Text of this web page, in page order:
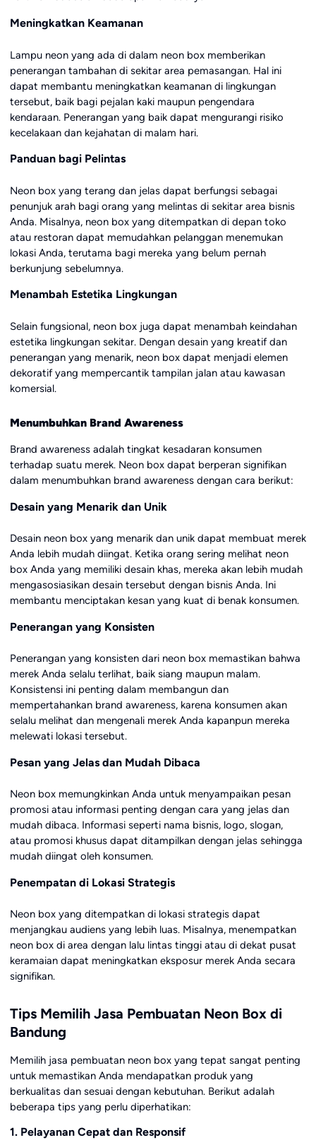
Meningkatkan Keamanan
Lampu neon yang ada di dalam neon box memberikan
penerangan tambahan di sekitar area pemasangan. Hal ini
dapat membantu meningkatkan keamanan di lingkungan
tersebut, baik bagi pejalan kaki maupun pengendara
kendaraan. Penerangan yang baik dapat mengurangi risiko
kecelakaan dan kejahatan di malam hari.
Panduan bagi Pelintas
Neon box yang terang dan jelas dapat berfungsi sebagai
penunjuk arah bagi orang yang melintas di sekitar area bisnis
Anda. Misalnya, neon box yang ditempatkan di depan toko
atau restoran dapat memudahkan pelanggan menemukan
lokasi Anda, terutama bagi mereka yang belum pernah
berkunjung sebelumnya.
Menambah Estetika Lingkungan
Selain fungsional, neon box juga dapat menambah keindahan
estetika lingkungan sekitar. Dengan desain yang kreatif dan
penerangan yang menarik, neon box dapat menjadi elemen
dekoratif yang mempercantik tampilan jalan atau kawasan
komersial.
Menumbuhkan Brand Awareness
Brand awareness adalah tingkat kesadaran konsumen
terhadap suatu merek. Neon box dapat berperan signifikan
dalam menumbuhkan brand awareness dengan cara berikut:
Desain yang Menarik dan Unik
Desain neon box yang menarik dan unik dapat membuat merek
Anda lebih mudah diingat. Ketika orang sering melihat neon
box Anda yang memiliki desain khas, mereka akan lebih mudah
mengasosiasikan desain tersebut dengan bisnis Anda. Ini
membantu menciptakan kesan yang kuat di benak konsumen.
Penerangan yang Konsisten
Penerangan yang konsisten dari neon box memastikan bahwa
merek Anda selalu terlihat, baik siang maupun malam.
Konsistensi ini penting dalam membangun dan
mempertahankan brand awareness, karena konsumen akan
selalu melihat dan mengenali merek Anda kapanpun mereka
melewati lokasi tersebut.
Pesan yang Jelas dan Mudah Dibaca
Neon box memungkinkan Anda untuk menyampaikan pesan
promosi atau informasi penting dengan cara yang jelas dan
mudah dibaca. Informasi seperti nama bisnis, logo, slogan,
atau promosi khusus dapat ditampilkan dengan jelas sehingga
mudah diingat oleh konsumen.
Penempatan di Lokasi Strategis
Neon box yang ditempatkan di lokasi strategis dapat
menjangkau audiens yang lebih luas. Misalnya, menempatkan
neon box di area dengan lalu lintas tinggi atau di dekat pusat
keramaian dapat meningkatkan eksposur merek Anda secara
signifikan.
Tips Memilih Jasa Pembuatan Neon Box di
Bandung
Memilih jasa pembuatan neon box yang tepat sangat penting
untuk memastikan Anda mendapatkan produk yang
berkualitas dan sesuai dengan kebutuhan. Berikut adalah
beberapa tips yang perlu diperhatikan:
1. Pelayanan Cepat dan Responsif